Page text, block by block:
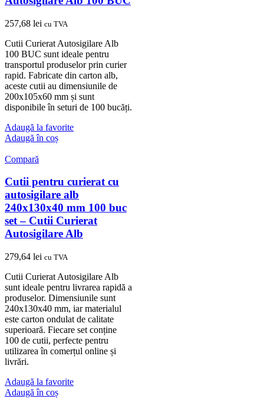
257,68 lei cu TVA
Cutii Curierat Autosigilare Alb
100 BUC sunt ideale pentru
transportul produselor prin curier
rapid. Fabricate din carton alb,
aceste cutii au dimensiunile de
200x105x60 mm și sunt
disponibile în seturi de 100 bucăți.
Adaugă la favorite
Adaugă în coș
Compară
Cutii pentru curierat cu
autosigilare alb
240x130x40 mm 100 buc
set – Cutii Curierat
Autosigilare Alb
279,64 lei cu TVA
Cutii Curierat Autosigilare Alb
sunt ideale pentru livrarea rapidă a
produselor. Dimensiunile sunt
240x130x40 mm, iar materialul
este carton ondulat de calitate
superioară. Fiecare set conține
100 de cutii, perfecte pentru
utilizarea în comerțul online și
livrări.
Adaugă la favorite
Adaugă în coș